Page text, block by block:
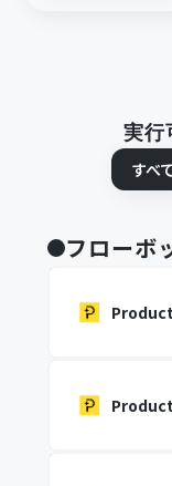
実行
すべ
フローボ